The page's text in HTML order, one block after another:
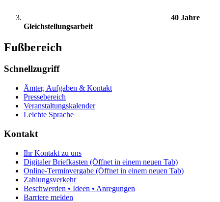
40 Jahre
Gleichstellungsarbeit
Fußbereich
Schnellzugriff
Ämter, Aufgaben & Kontakt
Pressebereich
Veranstaltungskalender
Leichte Sprache
Kontakt
Ihr Kontakt zu uns
Digitaler Briefkasten (Öffnet in einem neuen Tab)
Online-Terminvergabe (Öffnet in einem neuen Tab)
Zahlungsverkehr
Beschwerden • Ideen • Anregungen
Barriere melden